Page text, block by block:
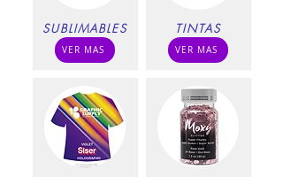
SUBLIMABLES
VER MAS
TINTAS
VER MAS